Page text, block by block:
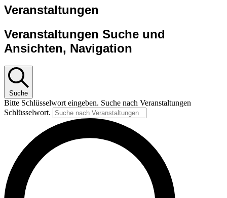
Veranstaltungen
Veranstaltungen Suche und
Ansichten, Navigation
Suche
Bitte Schlüsselwort eingeben. Suche nach Veranstaltungen
Schlüsselwort.